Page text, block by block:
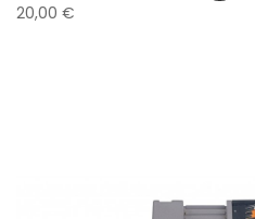
20,00 €